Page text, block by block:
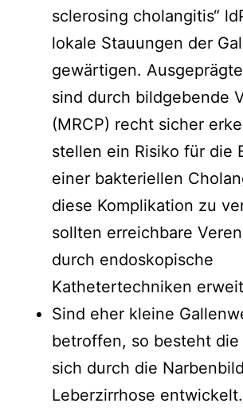
sclerosing cholangitis“
lokale Stauungen der
gewärtigen.
sind durch bildgebende
(MRCP) recht sicher
stellen ein Risiko für die
einer bakteriellen
diese Komplikation zu
sollten erreichbare
durch endoskopische
Kathetertechniken
Sind eher kleine
betroffen, so besteht die
sich durch die
Leberzirrhose